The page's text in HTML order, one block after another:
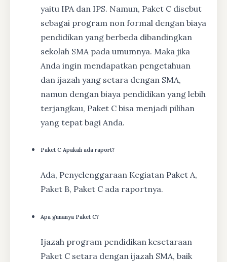
yaitu IPA dan IPS. Namun, Paket C disebut
sebagai program non formal dengan biaya
pendidikan yang berbeda dibandingkan
sekolah SMA pada umumnya. Maka jika
Anda ingin mendapatkan pengetahuan
dan ijazah yang setara dengan SMA,
namun dengan biaya pendidikan yang lebih
terjangkau, Paket C bisa menjadi pilihan
yang tepat bagi Anda.
Paket C Apakah ada raport?
Ada, Penyelenggaraan Kegiatan Paket A,
Paket B, Paket C ada raportnya.
Apa gunanya Paket C?
Ijazah program pendidikan kesetaraan
Paket C setara dengan ijazah SMA, baik